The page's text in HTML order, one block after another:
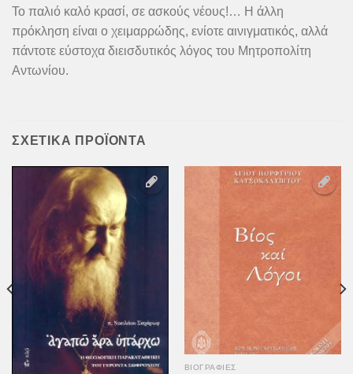
Το παλιό καλό κρασί, σε ασκούς νέους!… Η άλλη
πρόκληση είναι ο χειμαρρώδης, ενίοτε αινιγματικός, αλλά
πάντοτε εύστοχα διεισδυτικός λόγος του Μητροπολίτη
Αντωνίου.
ΣΧΕΤΙΚΆ ΠΡΟΪΌΝΤΑ
Προσθήκη
στη Λίστα
Επιθυμιών
ΒΙΟΓΡΑΦΊΕΣ